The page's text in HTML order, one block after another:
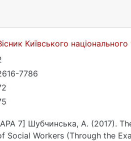
Київського
7786
7] Шубчинська, А. (2017).
Social Workers (Through the